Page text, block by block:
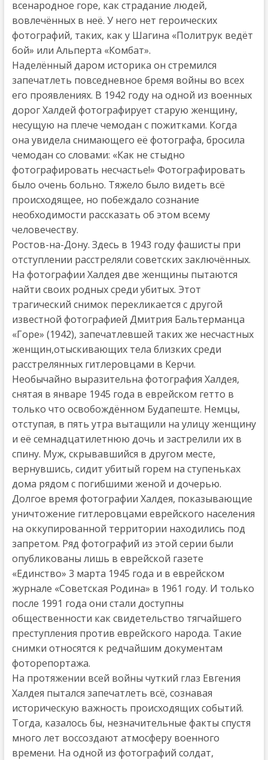
всенародное горе, как страдание людей,
вовлечённых в неё. У него нет героических
фотографий, таких, как у Шагина «Политрук ведёт
бой» или Альперта «Комбат».
Наделённый даром историка он стремился
запечатлеть повседневное бремя войны во всех
его проявлениях. В 1942 году на одной из военных
дорог Халдей фотографирует старую женщину,
несущую на плече чемодан с пожитками. Когда
она увидела снимающего её фотографа, бросила
чемодан со словами: «Как не стыдно
фотографировать несчастье!» Фотографировать
было очень больно. Тяжело было видеть всё
происходящее, но побеждало сознание
необходимости рассказать об этом всему
человечеству.
Ростов-на-Дону. Здесь в 1943 году фашисты при
отступлении расстреляли советских заключённых.
На фотографии Халдея две женщины пытаются
найти своих родных среди убитых. Этот
трагический снимок перекликается с другой
известной фотографией Дмитрия Бальтерманца
«Горе» (1942), запечатлевшей таких же несчастных
женщин,отыскивающих тела близких среди
расстрелянных гитлеровцами в Керчи.
Необычайно выразительна фотография Халдея,
снятая в январе 1945 года в еврейском гетто в
только что освобождённом Будапеште. Немцы,
отступая, в пять утра вытащили на улицу женщину
и её семнадцатилетнюю дочь и застрелили их в
спину. Муж, скрывавшийся в другом месте,
вернувшись, сидит убитый горем на ступеньках
дома рядом с погибшими женой и дочерью.
Долгое время фотографии Халдея, показывающие
уничтожение гитлеровцами еврейского населения
на оккупированной территории находились под
запретом. Ряд фотографий из этой серии были
опубликованы лишь в еврейской газете
«Единство» 3 марта 1945 года и в еврейском
журнале «Советская Родина» в 1961 году. И только
после 1991 года они стали доступны
общественности как свидетельство тягчайшего
преступления против еврейского народа. Такие
снимки относятся к редчайшим документам
фоторепортажа.
На протяжении всей войны чуткий глаз Евгения
Халдея пытался запечатлеть всё, сознавая
историческую важность происходящих событий.
Тогда, казалось бы, незначительные факты спустя
много лет воссоздают атмосферу военного
времени. На одной из фотографий солдат,